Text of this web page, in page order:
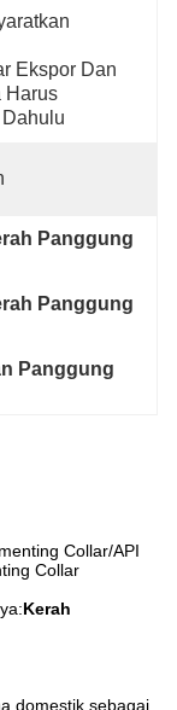
Ekspor Dan
Harus
Panggung
Panggung
Panggung
Collar/API
Collar
Kerah
domestik sebagai